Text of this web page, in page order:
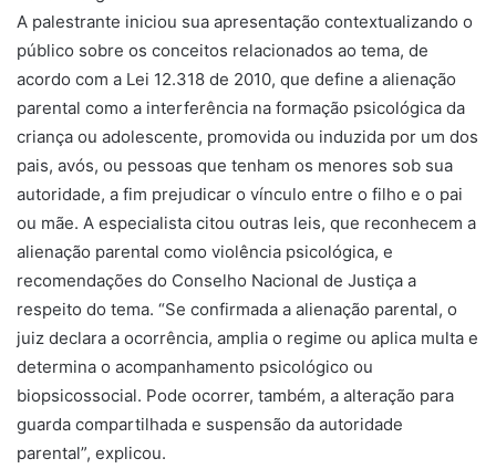
A palestrante iniciou sua apresentação contextualizando o
público sobre os conceitos relacionados ao tema, de
acordo com a Lei 12.318 de 2010, que define a alienação
parental como a interferência na formação psicológica da
criança ou adolescente, promovida ou induzida por um dos
pais, avós, ou pessoas que tenham os menores sob sua
autoridade, a fim prejudicar o vínculo entre o filho e o pai
ou mãe. A especialista citou outras leis, que reconhecem a
alienação parental como violência psicológica, e
recomendações do Conselho Nacional de Justiça a
respeito do tema. “Se confirmada a alienação parental, o
juiz declara a ocorrência, amplia o regime ou aplica multa e
determina o acompanhamento psicológico ou
biopsicossocial. Pode ocorrer, também, a alteração para
guarda compartilhada e suspensão da autoridade
parental”, explicou.